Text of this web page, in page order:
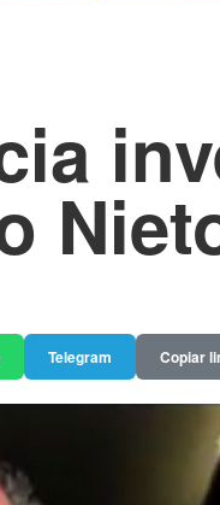
Telegram Copiar